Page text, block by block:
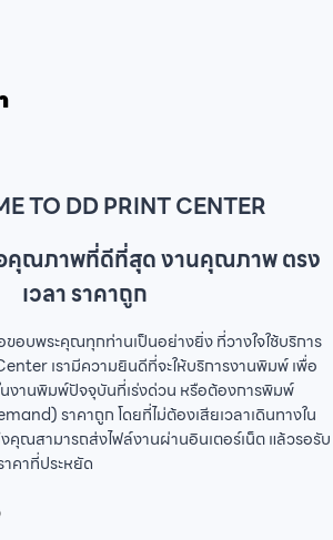
TO DD PRINT CENTER
คุณภาพที่ดีที่สุด งานคุณภาพ ตรง
เวลา ราคาถูก
อบพระคุณทุกท่านเป็นอย่างยิ่ง ที่วางใจใช้บริการ
เรามีความยินดีที่จะให้บริการงานพิมพ์ เพื่อ
งานพิมพ์ปัจจุบันที่เร่งด่วน หรือต้องการพิมพ์
ราคาถูก โดยที่ไม่ต้องเสียเวลาเดินทางใน
คุณสามารถส่งไฟล์งานผ่านอินเตอร์เน็ต แล้วรอรับ
คาที่ประหยัด